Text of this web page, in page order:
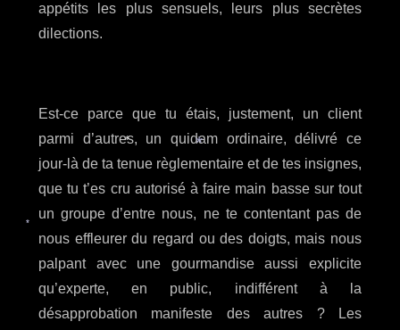
*
*
appétits les plus sensuels, leurs plus secrètes
dilections.
Est-ce parce que tu étais, justement, un client
parmi d’autres, un quidam ordinaire, délivré ce
jour-là de ta tenue règlementaire et de tes insignes,
que tu t’es cru autorisé à faire main basse sur tout
un groupe d’entre nous, ne te contentant pas de
nous effleurer du regard ou des doigts, mais nous
palpant avec une gourmandise aussi explicite
qu’experte, en public, indifférent à la
désapprobation manifeste des autres ?
Les